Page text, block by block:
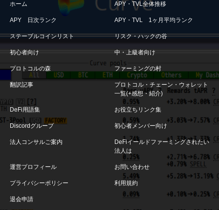
ホーム APY・TVL全体推移
APY 日次ランク APY・TVL 1ヶ月平均ランク
ステーブルコインリスト リスク・ハックの谷
初心者向け 中・上級者向け
プロトコルの森 ファーミングの村
翻訳記事
プロトコル・チェーン・ウォレット
一覧(+感想・紹介)
DeFi用語集 お役立ちリンク集
Discordグループ 初心者メンバー向け
法人コンサルご案内
DeFiイールドファーミングされたい
法人は
運営プロフィール お問い合わせ
プライバシーポリシー 利用規約
退会申請